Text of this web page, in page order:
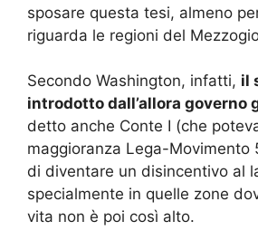
sposare questa tesi, almeno
riguarda le regioni del
Secondo Washington, infatti, il
introdotto dall’allora governo
detto anche Conte I (che
maggioranza Lega-Movimento
di diventare un disincentivo al
specialmente in quelle zone
vita non è poi così alto.